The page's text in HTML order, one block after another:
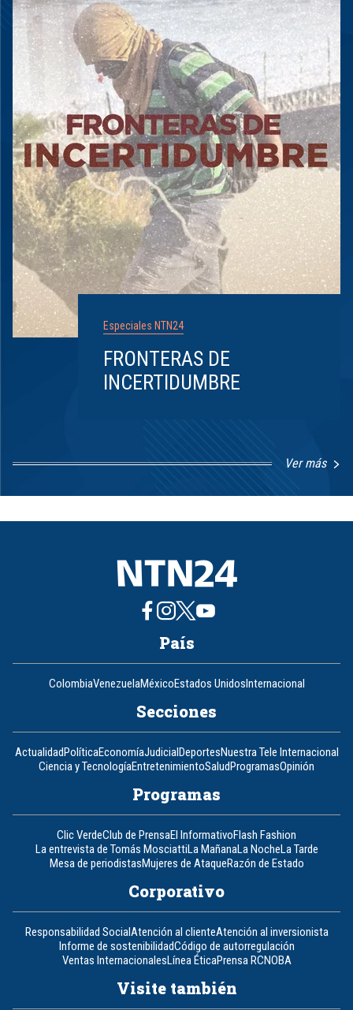
Especiales NTN24
FRONTERAS DE
INCERTIDUMBRE
Ver más
1
8
País
ColombiaVenezuelaMéxicoEstados UnidosInternacional
Secciones
ActualidadPolíticaEconomíaJudicialDeportesNuestra Tele Internacional
Ciencia y TecnologíaEntretenimientoSaludProgramasOpinión
Programas
Clic VerdeClub de PrensaEl InformativoFlash Fashion
La entrevista de Tomás MosciattiLa MañanaLa NocheLa Tarde
Mesa de periodistasMujeres de AtaqueRazón de Estado
Corporativo
Responsabilidad SocialAtención al clienteAtención al inversionista
Informe de sostenibilidadCódigo de autorregulación
Ventas InternacionalesLínea ÉticaPrensa RCNOBA
Visite también